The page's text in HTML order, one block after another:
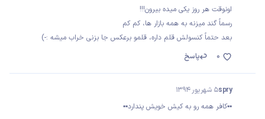
اونوقت هر روز یکی میده بیرون!!!
رسماً گند میزنه به همه بازار ها، کم کم
بعد حتماً کنسولش قلم داره، قلمو برعکس جا بزنی خراب میشه :-)
پاسخ
0
spry5 شهریور 1394
▪▪کافر همه رو به کیش خویش پندارد▪▪